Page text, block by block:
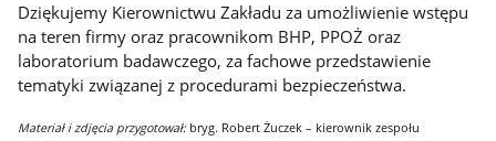
Dziękujemy Kierownictwu Zakładu za umożliwienie wstępu
na teren firmy oraz pracownikom BHP, PPOŻ oraz
laboratorium badawczego, za fachowe przedstawienie
tematyki związanej z procedurami bezpieczeństwa.
Materiał i zdjęcia przygotował:bryg. Robert Żuczek – kierownik zespołu